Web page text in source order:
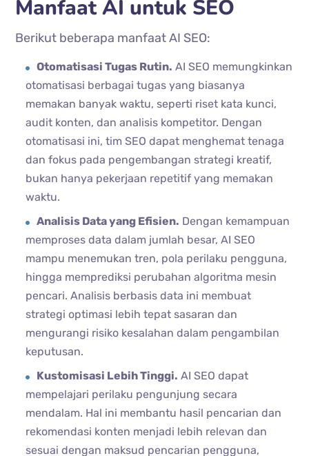
Manfaat AI untuk SEO
Berikut beberapa manfaat AI SEO:
Otomatisasi Tugas Rutin. AI SEO memungkinkan
otomatisasi berbagai tugas yang biasanya
memakan banyak waktu, seperti riset kata kunci,
audit konten, dan analisis kompetitor. Dengan
otomatisasi ini, tim SEO dapat menghemat tenaga
dan fokus pada pengembangan strategi kreatif,
bukan hanya pekerjaan repetitif yang memakan
waktu.
Analisis Data yang Efisien. Dengan kemampuan
memproses data dalam jumlah besar, AI SEO
mampu menemukan tren, pola perilaku pengguna,
hingga memprediksi perubahan algoritma mesin
pencari. Analisis berbasis data ini membuat
strategi optimasi lebih tepat sasaran dan
mengurangi risiko kesalahan dalam pengambilan
keputusan.
Kustomisasi Lebih Tinggi. AI SEO dapat
mempelajari perilaku pengunjung secara
mendalam. Hal ini membantu hasil pencarian dan
rekomendasi konten menjadi lebih relevan dan
sesuai dengan maksud pencarian pengguna,